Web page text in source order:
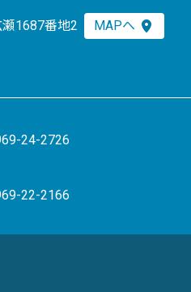
1687番地2 MAPへ
24-2726
22-2166